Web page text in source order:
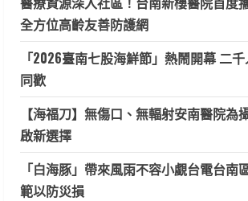
全方位高齡友善防護網
「2026臺南七股海鮮節」熱鬧開幕 二
同歡
【海福刀】無傷口、無輻射安南醫院為
啟新選擇
「白海豚」帶來風雨不容小覷台電台南
範以防災損